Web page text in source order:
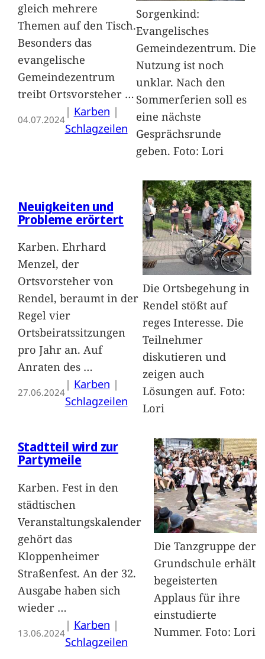
gleich mehrere
Themen auf den Tisch.
Besonders das
evangelische
Gemeindezentrum
treibt Ortsvorsteher …
04.07.2024
| Karben
Schlagzeilen
Sorgenkind:
Evangelisches
Gemeindezentrum. Die
Nutzung ist noch
unklar. Nach den
Sommerferien soll es
eine nächste
Gesprächsrunde
geben. Foto: Lori
Neuigkeiten und
Probleme erörtert
Karben. Ehrhard
Menzel, der
Ortsvorsteher von
Rendel, beraumt in der
Regel vier
Ortsbeiratssitzungen
pro Jahr an. Auf
Anraten des …
27.06.2024
| Karben
Schlagzeilen
Die Ortsbegehung in
Rendel stößt auf
reges Interesse. Die
Teilnehmer
diskutieren und
zeigen auch
Lösungen auf. Foto:
Lori
Stadtteil wird zur
Partymeile
Karben. Fest in den
städtischen
Veranstaltungskalender
gehört das
Kloppenheimer
Straßenfest. An der 32.
Ausgabe haben sich
wieder …
13.06.2024
| Karben
Schlagzeilen
Die Tanzgruppe der
Grundschule erhält
begeisterten
Applaus für ihre
einstudierte
Nummer. Foto: Lori